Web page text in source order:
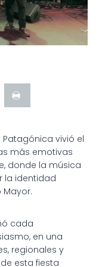
Patagónica vivió el
más emotivas
donde la música
la identidad
Mayor.
cada
en una
regionales y
esta fiesta